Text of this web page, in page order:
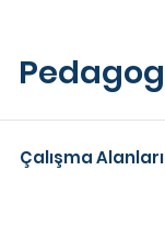
Çalışma Alanları